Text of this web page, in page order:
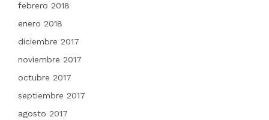
febrero 2018
enero 2018
diciembre 2017
noviembre 2017
octubre 2017
septiembre 2017
agosto 2017